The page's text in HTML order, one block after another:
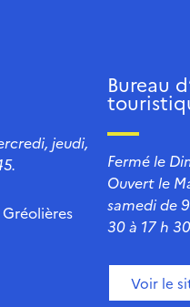
jeudi,
Bureau
Fermé le
Ouvert le
samedi de
30 à 17 h
Voir le